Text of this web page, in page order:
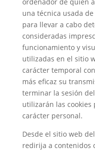
una técnica usada
para llevar a cabo
consideradas
funcionamiento y
utilizadas en el sitio
carácter temporal
más eficaz su
terminar la sesión
utilizarán las
carácter personal.
Desde el sitio web
redirija a contenidos